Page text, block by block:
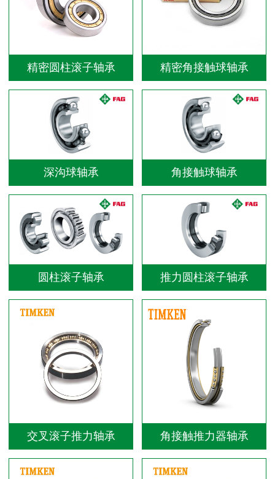
精密圆柱滚子轴承 精密角接触球轴承
深沟球轴承 角接触球轴承
圆柱滚子轴承 推力圆柱滚子轴承
交叉滚子推力轴承 角接触推力器轴承